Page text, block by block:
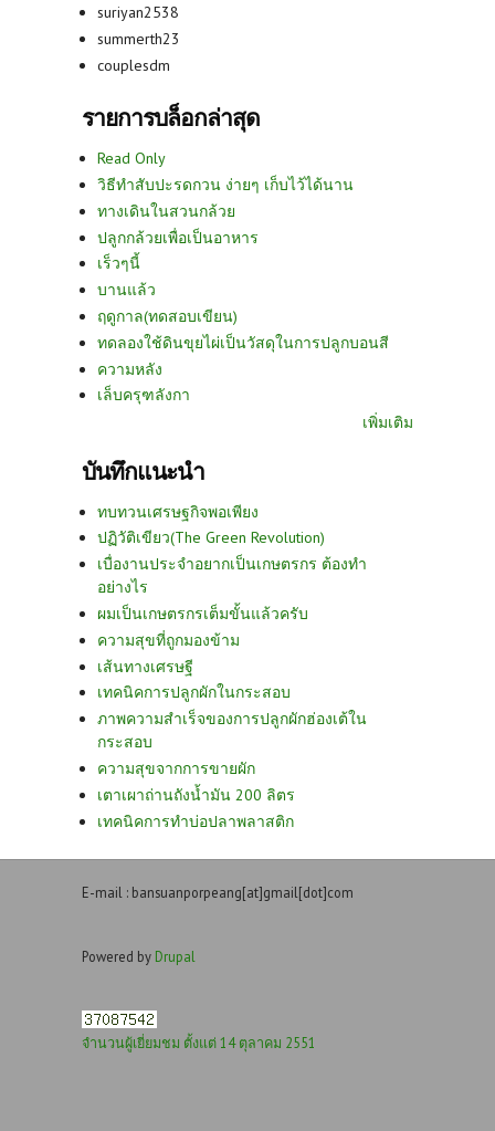
suriyan2538
summerth23
couplesdm
รายการบล็อกล่าสุด
Read Only
วิธีทำสับปะรดกวน ง่ายๆ เก็บไว้ได้นาน
ทางเดินในสวนกล้วย
ปลูกกล้วยเพื่อเป็นอาหาร
เร็วๆนี้
บานแล้ว
ฤดูกาล(ทดสอบเขียน)
ทดลองใช้ดินขุยไผ่เป็นวัสดุในการปลูกบอนสี
ความหลัง
เล็บครุฑลังกา
เพิ่มเติม
บันทึกแนะนำ
ทบทวนเศรษฐกิจพอเพียง
ปฏิวัติเขียว(The Green Revolution)
เบื่องานประจำอยากเป็นเกษตรกร ต้องทำ
อย่างไร
ผมเป็นเกษตรกรเต็มขั้นแล้วครับ
ความสุขที่ถูกมองข้าม
เส้นทางเศรษฐี
เทคนิคการปลูกผักในกระสอบ
ภาพความสำเร็จของการปลูกผักฮ่องเต้ใน
กระสอบ
ความสุขจากการขายผัก
เตาเผาถ่านถังน้ำมัน 200 ลิตร
เทคนิคการทำบ่อปลาพลาสติก
E-mail : bansuanporpeang[at]gmail[dot]com
Powered by Drupal
จำนวนผู้เยี่ยมชม ตั้งแต่ 14 ตุลาคม 2551